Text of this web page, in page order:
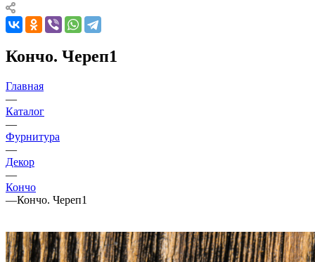
Кончо. Череп1
Главная
—
Каталог
—
Фурнитура
—
Декор
—
Кончо
—Кончо. Череп1